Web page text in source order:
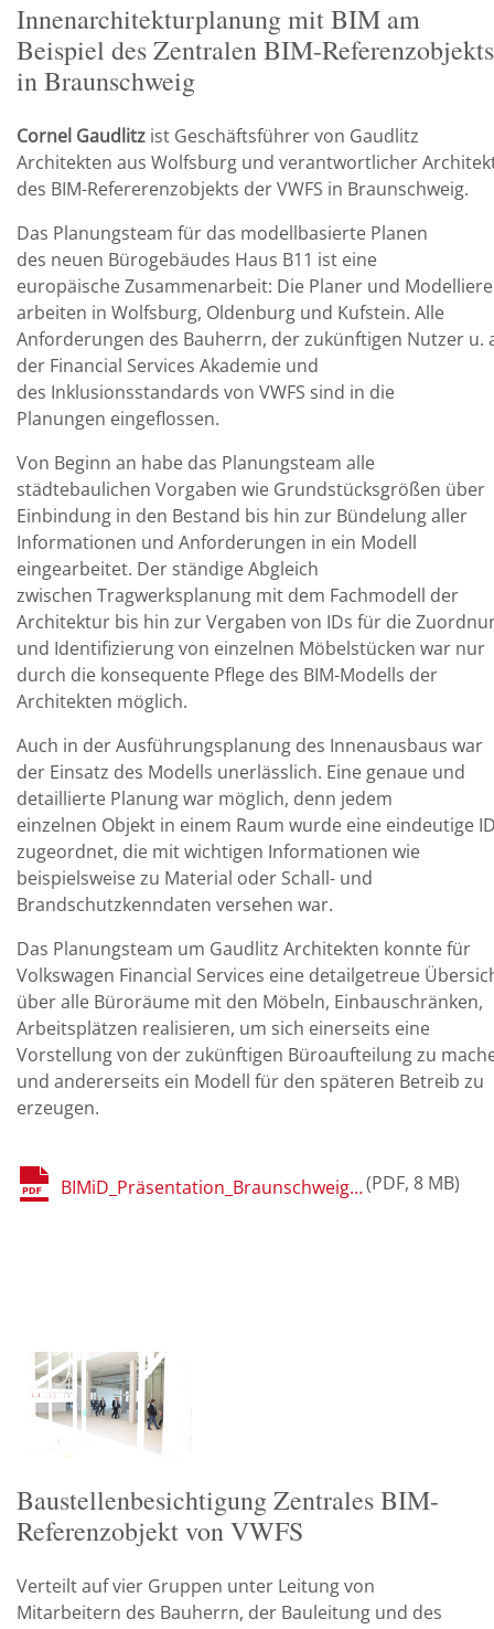
Innenarchitekturplanung mit BIM am
Beispiel des Zentralen BIM-Referenzobjekts
in Braunschweig
Cornel Gaudlitz ist Geschäftsführer von Gaudlitz
Architekten aus Wolfsburg und verantwortlicher
des BIM-Refererenzobjekts der VWFS in Braunschweig.
Das Planungsteam für das modellbasierte Planen
des neuen Bürogebäudes Haus B11 ist eine
europäische Zusammenarbeit: Die Planer und
arbeiten in Wolfsburg, Oldenburg und Kufstein. Alle
Anforderungen des Bauherrn, der zukünftigen Nutzer u.
der Financial Services Akademie und
des Inklusionsstandards von VWFS sind in die
Planungen eingeflossen.
Von Beginn an habe das Planungsteam alle
städtebaulichen Vorgaben wie Grundstücksgrößen über
Einbindung in den Bestand bis hin zur Bündelung aller
Informationen und Anforderungen in ein Modell
eingearbeitet. Der ständige Abgleich
zwischen Tragwerksplanung mit dem Fachmodell der
Architektur bis hin zur Vergaben von IDs für die
und Identifizierung von einzelnen Möbelstücken war nur
durch die konsequente Pflege des BIM-Modells der
Architekten möglich.
Auch in der Ausführungsplanung des Innenausbaus war
der Einsatz des Modells unerlässlich. Eine genaue und
detaillierte Planung war möglich, denn jedem
einzelnen Objekt in einem Raum wurde eine eindeutige
zugeordnet, die mit wichtigen Informationen wie
beispielsweise zu Material oder Schall- und
Brandschutzkenndaten versehen war.
Das Planungsteam um Gaudlitz Architekten konnte für
Volkswagen Financial Services eine detailgetreue
über alle Büroräume mit den Möbeln, Einbauschränken,
Arbeitsplätzen realisieren, um sich einerseits eine
Vorstellung von der zukünftigen Büroaufteilung zu
und andererseits ein Modell für den späteren Betreib zu
erzeugen.
BIMiD_Präsentation_Braunschweig_Gaudlitz_Innenarchitektur.pdf PDF 8 MB
Baustellenbesichtigung Zentrales BIM-
Referenzobjekt von VWFS
Verteilt auf vier Gruppen unter Leitung von
Mitarbeitern des Bauherrn, der Bauleitung und des